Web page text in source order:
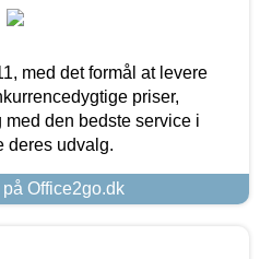
med det formål at levere
priser,
med den bedste service i
deres udvalg.
Office2go.dk